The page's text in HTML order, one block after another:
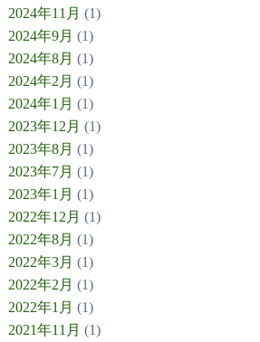
2024年11月 (1)
2024年9月 (1)
2024年8月 (1)
2024年2月 (1)
2024年1月 (1)
2023年12月 (1)
2023年8月 (1)
2023年7月 (1)
2023年1月 (1)
2022年12月 (1)
2022年8月 (1)
2022年3月 (1)
2022年2月 (1)
2022年1月 (1)
2021年11月 (1)